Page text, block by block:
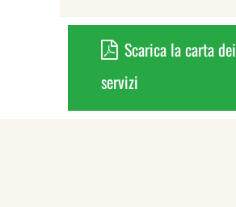
Scarica la carta dei
servizi